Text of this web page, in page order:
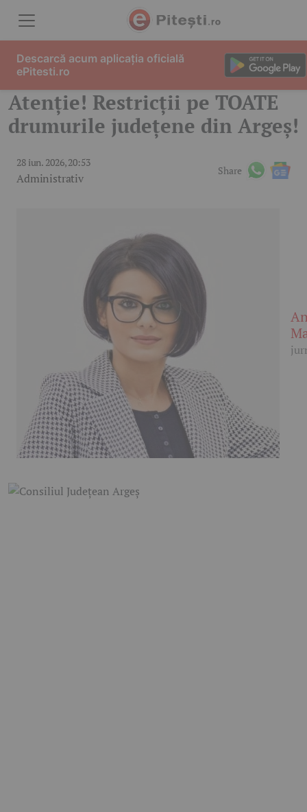
Atenție! Restricții pe TOATE
drumurile județene din Argeș!
28 iun. 2026, 20:53
Administrativ
Share
Descarcă acum aplicația oficială
ePitesti.ro